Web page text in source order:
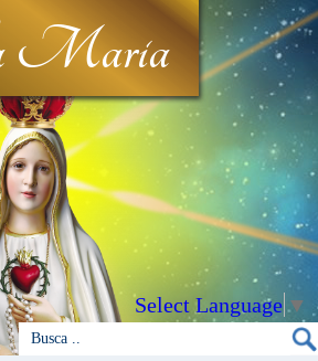
Maria
Select Language ▼